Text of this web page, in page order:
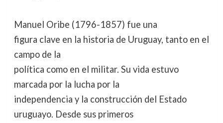
Manuel Oribe (1796-1857) fue una
figura clave en la historia de Uruguay, tanto en el
campo de la
política como en el militar. Su vida estuvo
marcada por la lucha por la
independencia y la construcción del Estado
uruguayo. Desde sus primeros